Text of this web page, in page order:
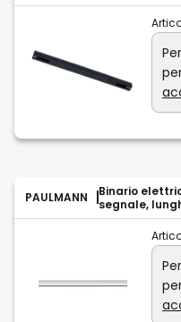
PAULMANN
Binario
segnale,